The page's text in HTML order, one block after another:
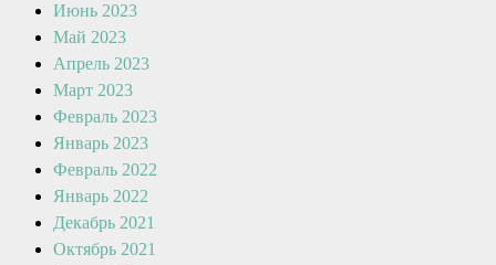
Июнь 2023
Май 2023
Апрель 2023
Март 2023
Февраль 2023
Январь 2023
Февраль 2022
Январь 2022
Декабрь 2021
Октябрь 2021